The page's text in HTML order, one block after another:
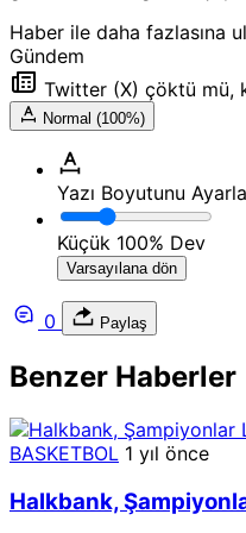
Haber ile daha fazlasına
Gündem
Twitter (X) çöktü mü,
Normal (100%)
Yazı Boyutunu Ayarla
Küçük 100% Dev
Varsayılana dön
0 Paylaş
Benzer Haberler
BASKETBOL 1 yıl önce
Halkbank,